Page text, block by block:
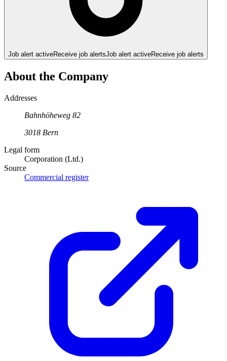
Job alert activeReceive job alertsJob alert activeReceive job alerts
About the Company
Addresses
Bahnhöheweg 82
3018 Bern
Legal form
Corporation (Ltd.)
Source
Commercial register